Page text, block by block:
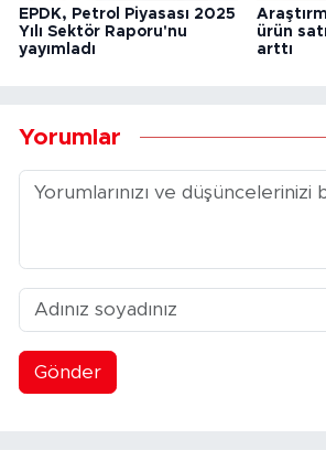
EPDK, Petrol Piyasası 2025
Yılı Sektör Raporu'nu
yayımladı
ürün
arttı
Yorumlar
Gönder